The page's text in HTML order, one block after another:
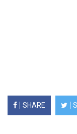
SHARE